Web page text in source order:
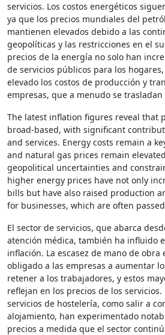
servicios. Los costos energéticos
ya que los precios mundiales del
mantienen elevados debido a las
geopolíticas y las restricciones en el
precios de la energía no solo han
de servicios públicos para los
elevado los costos de producción y
empresas, que a menudo se
The latest inflation figures reveal that
broad-based, with significant
and services. Energy costs remain a
and natural gas prices remain
geopolitical uncertainties and
higher energy prices have not only
bills but have also raised production
for businesses, which are often
El sector de servicios, que abarca
atención médica, también ha influido
inflación. La escasez de mano de
obligado a las empresas a aumentar
retener a los trabajadores, y estos
reflejan en los precios de los
servicios de hostelería, como salir a
alojamiento, han experimentado
precios a medida que el sector